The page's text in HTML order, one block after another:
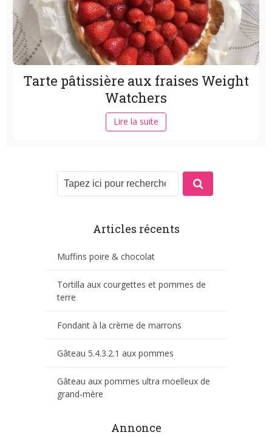
Tarte pâtissière aux fraises Weight
Watchers
Lire la suite
Articles récents
Muffins poire & chocolat
Tortilla aux courgettes et pommes de
terre
Fondant à la crème de marrons
Gâteau 5.4.3.2.1 aux pommes
Gâteau aux pommes ultra moelleux de
grand-mère
Annonce